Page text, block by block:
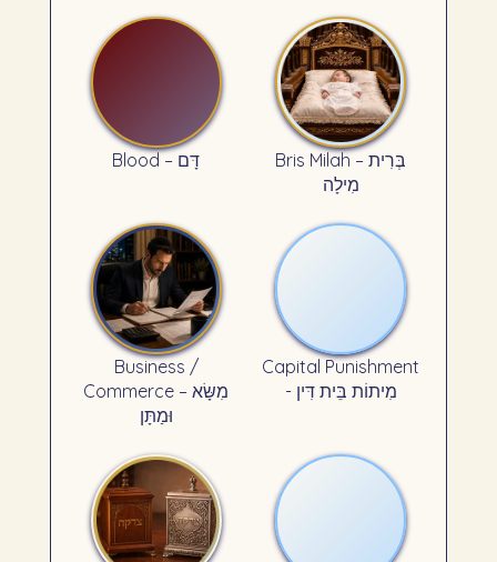
Blood – דָּם
Bris Milah – בְּרִית
מִילָה
Business /
Commerce – מִשָּׂא
וּמַתָּן
Capital Punishment
- מִיתוֹת בֵּית דִּין